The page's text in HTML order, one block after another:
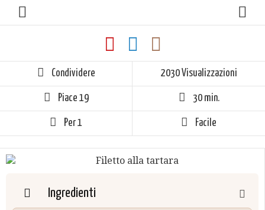
Condividere 2030 Visualizzazioni
Piace 19 30 min.
Per 1 Facile
Ingredienti